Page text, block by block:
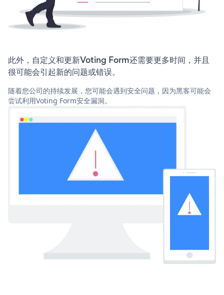
此外，自定义和更新Voting Form还需要更多时间，并且
很可能会引起新的问题或错误。
随着您公司的持续发展，您可能会遇到安全问题，因为黑客可能会
尝试利用Voting Form安全漏洞。